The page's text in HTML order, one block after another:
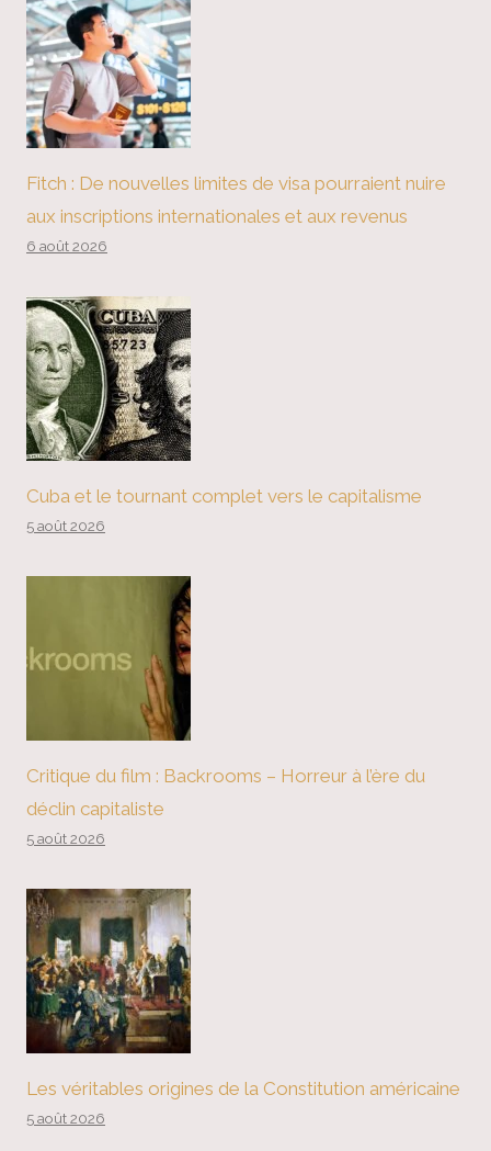
Fitch : De nouvelles limites de visa pourraient nuire
aux inscriptions internationales et aux revenus
6 août 2026
Cuba et le tournant complet vers le capitalisme
5 août 2026
Critique du film : Backrooms – Horreur à l’ère du
déclin capitaliste
5 août 2026
Les véritables origines de la Constitution américaine
5 août 2026